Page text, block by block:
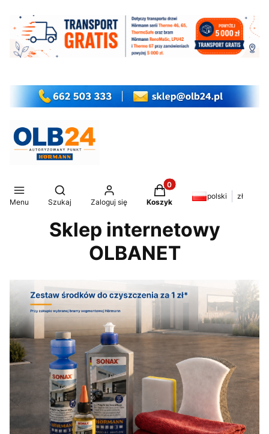
Menu
Otwórz wyszukiwarkę
Szukaj Zaloguj się
Produkty w koszyku: 0.
Koszyk
polski zł
Sklep internetowy
OLBANET